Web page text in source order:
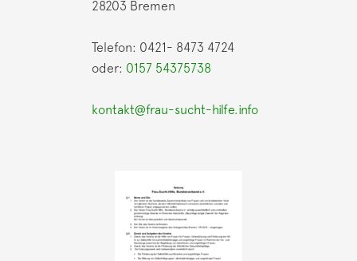
28203 Bremen
Telefon: 0421- 8473 4724
oder: 0157 54375738
kontakt@frau-sucht-hilfe.info